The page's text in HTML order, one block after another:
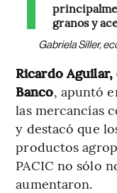
granos y
Gabriela Siller,
Ricardo
Banco, apuntó
las mercancías
y destacó que
productos
PACIC no sólo
aumentaron.